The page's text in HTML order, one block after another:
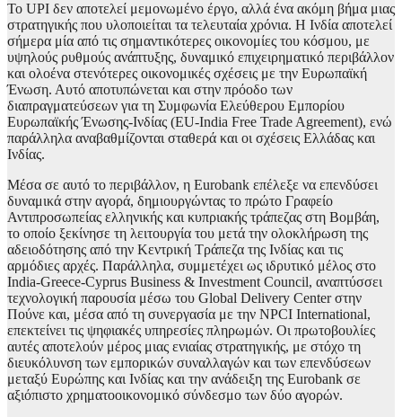
Το UPI δεν αποτελεί μεμονωμένο έργο, αλλά ένα ακόμη βήμα μιας
στρατηγικής που υλοποιείται τα τελευταία χρόνια. Η Ινδία αποτελεί
σήμερα μία από τις σημαντικότερες οικονομίες του κόσμου, με
υψηλούς ρυθμούς ανάπτυξης, δυναμικό επιχειρηματικό περιβάλλον
και ολοένα στενότερες οικονομικές σχέσεις με την Ευρωπαϊκή
Ένωση. Αυτό αποτυπώνεται και στην πρόοδο των
διαπραγματεύσεων για τη Συμφωνία Ελεύθερου Εμπορίου
Ευρωπαϊκής Ένωσης-Ινδίας (EU-India Free Trade Agreement), ενώ
παράλληλα αναβαθμίζονται σταθερά και οι σχέσεις Ελλάδας και
Ινδίας.
Μέσα σε αυτό το περιβάλλον, η Eurobank επέλεξε να επενδύσει
δυναμικά στην αγορά, δημιουργώντας το πρώτο Γραφείο
Αντιπροσωπείας ελληνικής και κυπριακής τράπεζας στη Βομβάη,
το οποίο ξεκίνησε τη λειτουργία του μετά την ολοκλήρωση της
αδειοδότησης από την Κεντρική Τράπεζα της Ινδίας και τις
αρμόδιες αρχές. Παράλληλα, συμμετέχει ως ιδρυτικό μέλος στο
India-Greece-Cyprus Business & Investment Council, αναπτύσσει
τεχνολογική παρουσία μέσω του Global Delivery Center στην
Πούνε και, μέσα από τη συνεργασία με την NPCI International,
επεκτείνει τις ψηφιακές υπηρεσίες πληρωμών. Οι πρωτοβουλίες
αυτές αποτελούν μέρος μιας ενιαίας στρατηγικής, με στόχο τη
διευκόλυνση των εμπορικών συναλλαγών και των επενδύσεων
μεταξύ Ευρώπης και Ινδίας και την ανάδειξη της Eurobank σε
αξιόπιστο χρηματοοικονομικό σύνδεσμο των δύο αγορών.